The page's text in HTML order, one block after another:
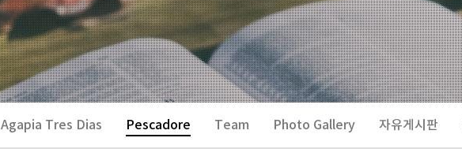
목회지침
교회역사
제임스 게일
섬기는이들
처음오시는분들
찬양대/찬양단 찬양
특별영상
새벽 아직도 밝기 전에
선교사역
복지사역
문화사역
Agapia Tres Dias Pescadore Team Photo Gallery 자유게시판